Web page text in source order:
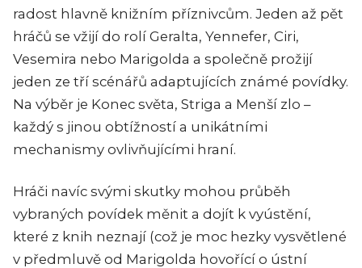
radost hlavně knižním příznivcům. Jeden až pět
hráčů se vžijí do rolí Geralta, Yennefer, Ciri,
Vesemira nebo Marigolda a společně prožijí
jeden ze tří scénářů adaptujících známé povídky.
Na výběr je Konec světa, Striga a Menší zlo –
každý s jinou obtížností a unikátními
mechanismy ovlivňujícími hraní.
Hráči navíc svými skutky mohou průběh
vybraných povídek měnit a dojít k vyústění,
které z knih neznají (což je moc hezky vysvětlené
v předmluvě od Marigolda hovořící o ústní